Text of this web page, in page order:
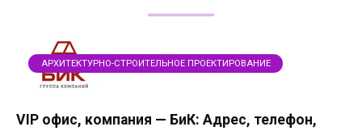
АРХИТЕКТУРНО-СТРОИТЕЛЬНОЕ ПРОЕКТИРОВАНИЕ
VIP офис, компания — БиК: Адрес, телефон,